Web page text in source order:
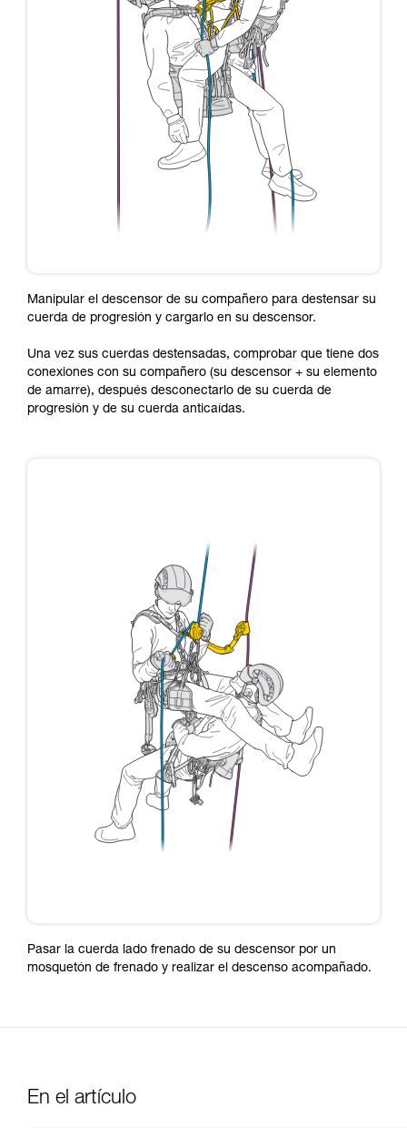
Manipular el descensor de su compañero para destensar su
cuerda de progresión y cargarlo en su descensor.
Una vez sus cuerdas destensadas, comprobar que tiene dos
conexiones con su compañero (su descensor + su elemento
de amarre), después desconectarlo de su cuerda de
progresión y de su cuerda anticaídas.
Pasar la cuerda lado frenado de su descensor por un
mosquetón de frenado y realizar el descenso acompañado.
En el artículo